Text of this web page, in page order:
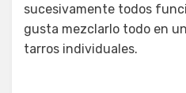
sucesivamente todos
gusta mezclarlo todo en
tarros individuales.